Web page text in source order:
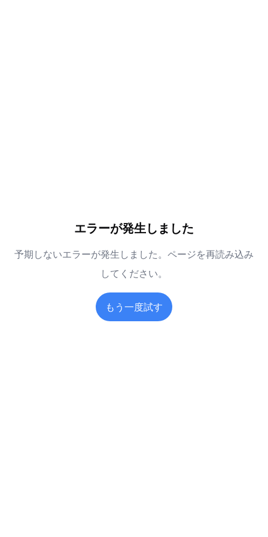
エラーが発生しました
予期しないエラーが発生しました。ページを再読み込み
してください。
もう一度試す